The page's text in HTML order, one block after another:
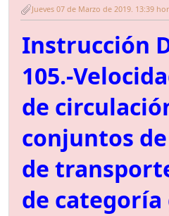
Jueves 07 de Marzo de 2019. 13:39
Instrucción
105.-
de
conjuntos
de
de categoría